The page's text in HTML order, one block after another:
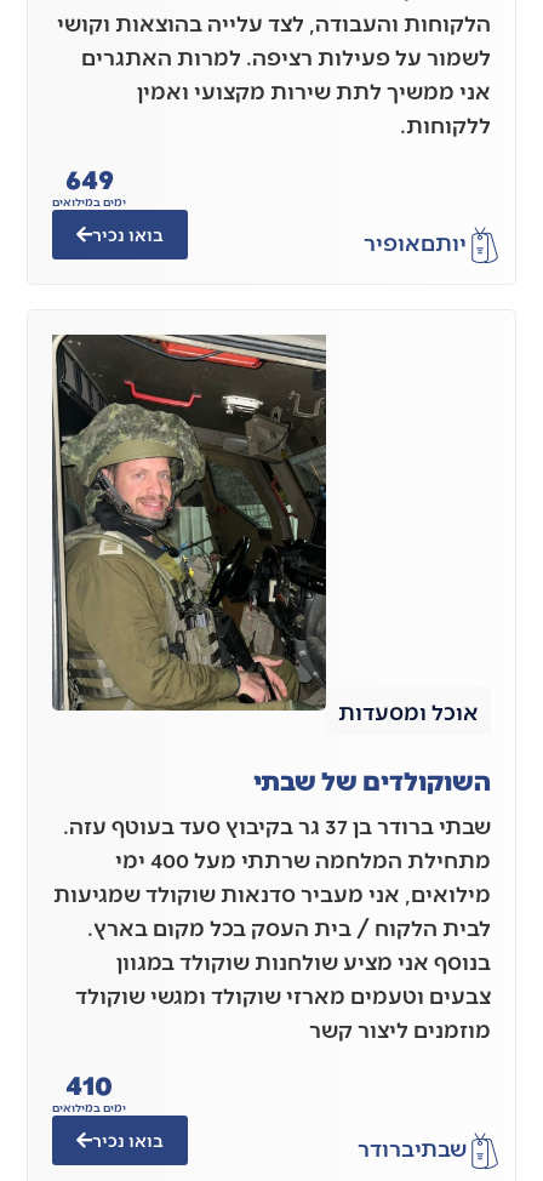
הלקוחות והעבודה, לצד עלייה בהוצאות וקושי
לשמור על פעילות רציפה. למרות האתגרים
אני ממשיך לתת שירות מקצועי ואמין
ללקוחות.
יותםאופיר
ימים במילואים
649
בואו נכיר
אוכל ומסעדות
השוקולדים של שבתי
שבתי ברודר בן 37 גר בקיבוץ סעד בעוטף עזה.
מתחילת המלחמה שרתתי מעל 400 ימי
מילואים, אני מעביר סדנאות שוקולד שמגיעות
לבית הלקוח / בית העסק בכל מקום בארץ.
בנוסף אני מציע שולחנות שוקולד במגוון
צבעים וטעמים מארזי שוקולד ומגשי שוקולד
מוזמנים ליצור קשר
שבתיברודר
ימים במילואים
410
בואו נכיר